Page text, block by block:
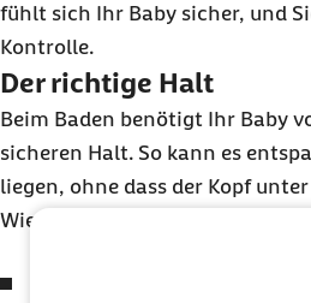
fühlt sich Ihr Baby sicher, und
Kontrolle.
Der richtige Halt
Beim Baden benötigt Ihr Baby
sicheren Halt. So kann es
liegen, ohne dass der Kopf
Wie Sie Ihr Baby beim Baden
Das Köpfchen des Babys